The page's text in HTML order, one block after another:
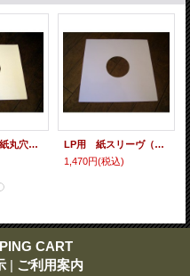
LP用 コート紙丸穴ジャケ 10枚セット
LP用 紙スリーヴ（レギュラー 四角の角） 10枚セット
1,470円(税込)
CART
| ご利用案内